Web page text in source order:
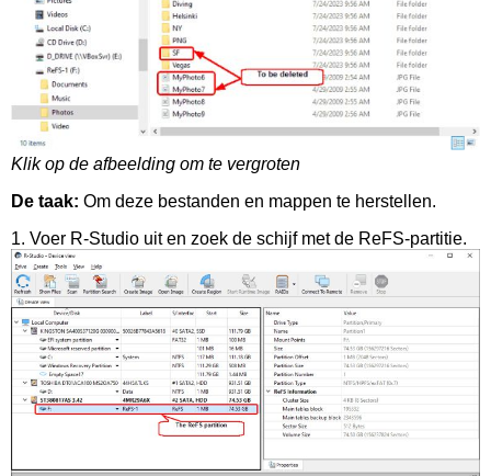
Klik op de afbeelding om te vergroten
De taak: Om deze bestanden en mappen te herstellen.
1. Voer R-Studio uit en zoek de schijf met de ReFS-partitie.